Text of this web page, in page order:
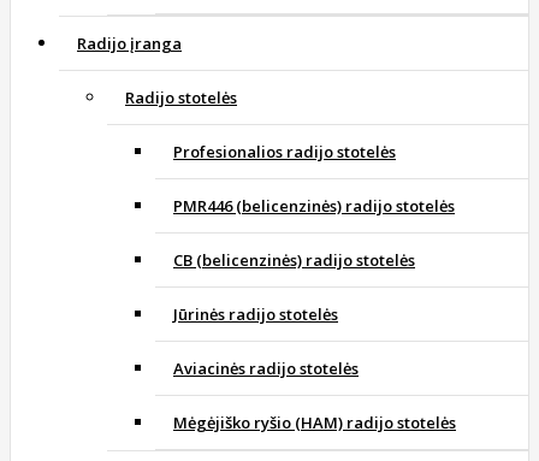
Radijo įranga
Radijo stotelės
Profesionalios radijo stotelės
PMR446 (belicenzinės) radijo stotelės
CB (belicenzinės) radijo stotelės
Jūrinės radijo stotelės
Aviacinės radijo stotelės
Mėgėjiško ryšio (HAM) radijo stotelės